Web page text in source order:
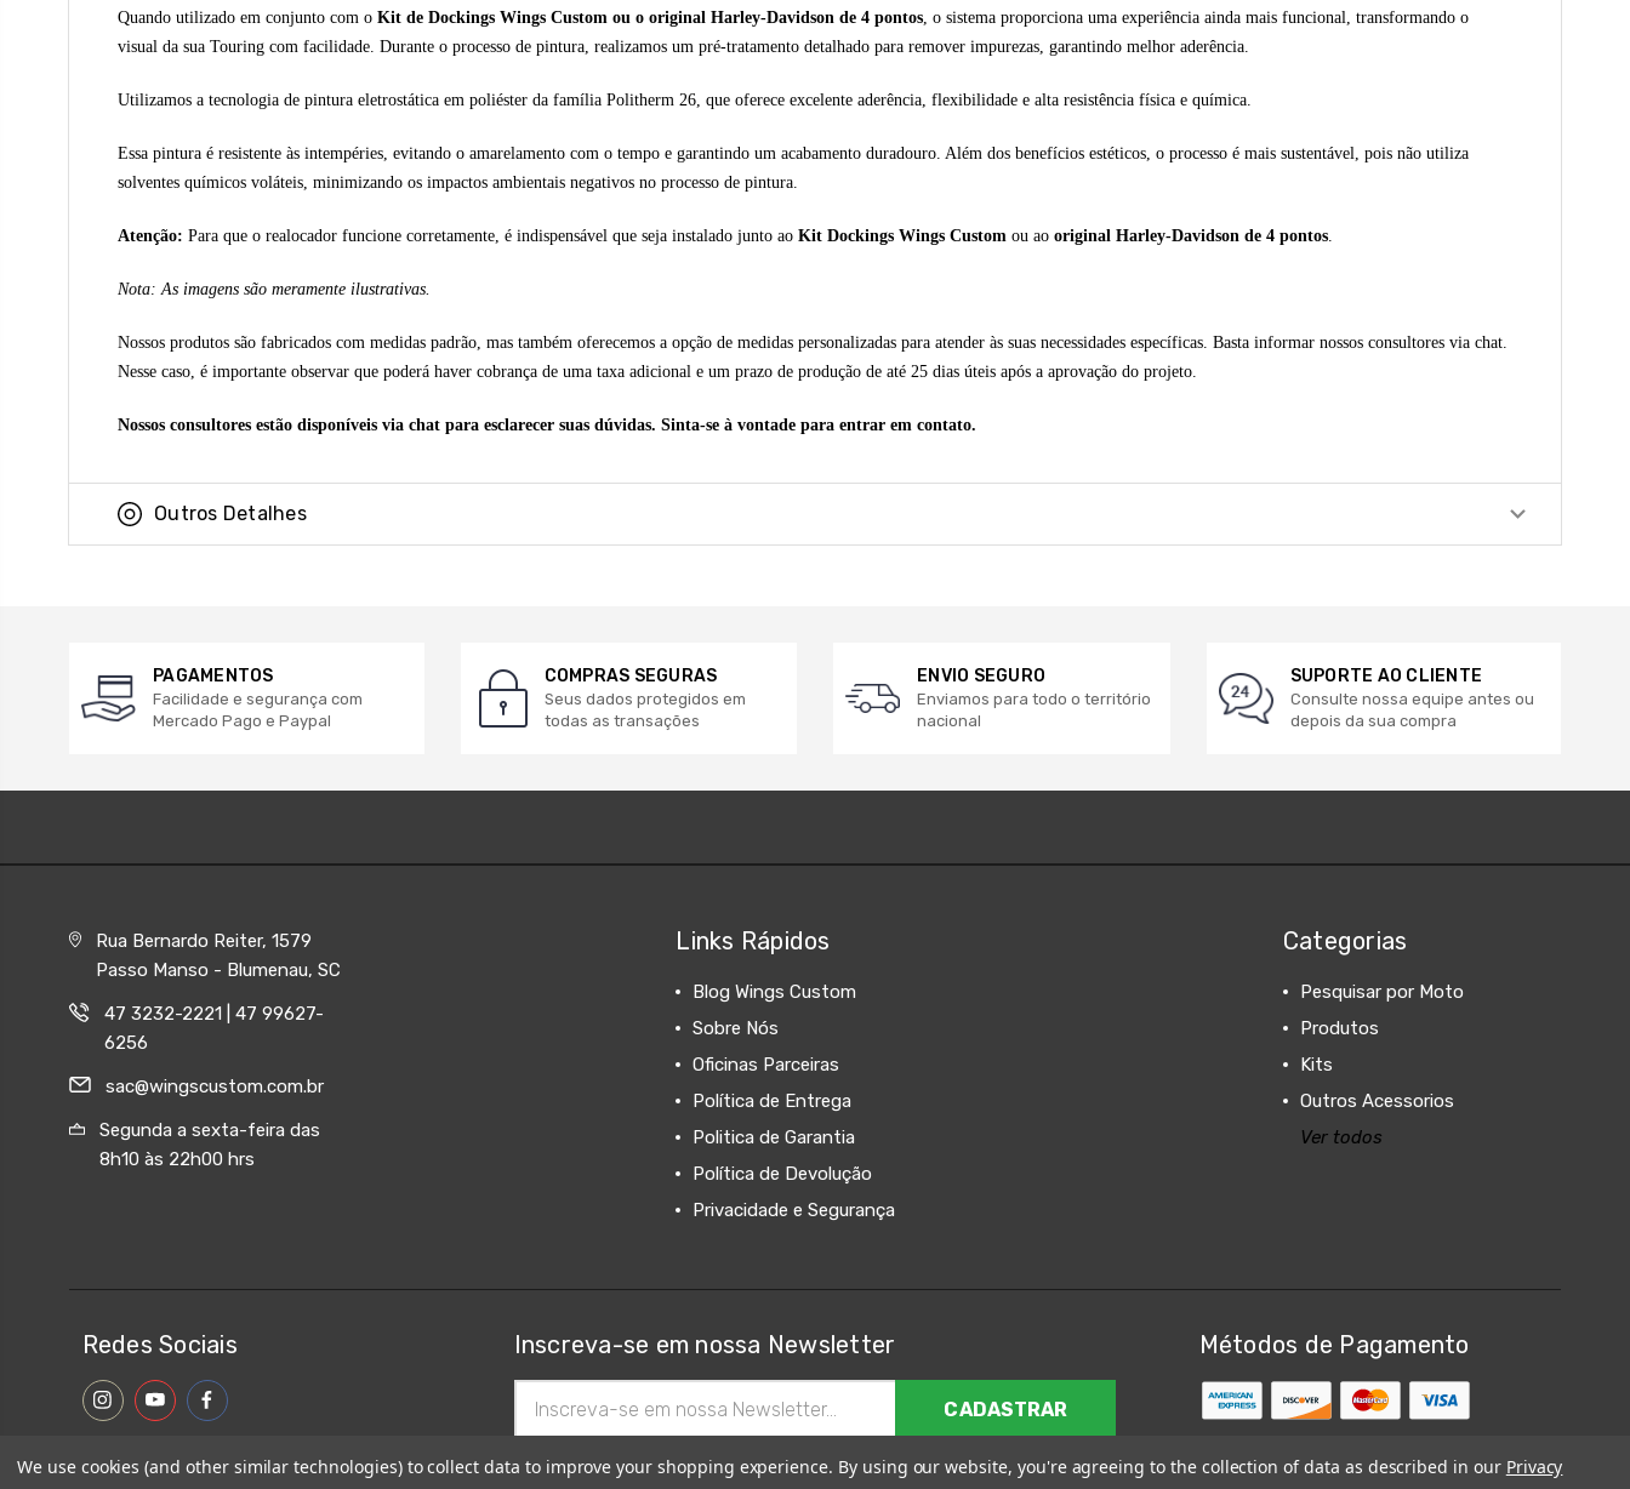
Quando utilizado em conjunto com o Kit de Dockings Wings Custom ou o original Harley-Davidson de 4 pontos , o sistema proporciona uma experiência ainda mais funcional, transformando o
visual da sua Touring com facilidade. Durante o processo de pintura, realizamos um pré-tratamento detalhado para remover impurezas, garantindo melhor aderência.
Utilizamos a tecnologia de pintura eletrostática em poliéster da família Politherm 26, que oferece excelente aderência, flexibilidade e alta resistência física e química.
Essa pintura é resistente às intempéries, evitando o amarelamento com o tempo e garantindo um acabamento duradouro. Além dos benefícios estéticos, o processo é mais sustentável, pois não utiliza
solventes químicos voláteis, minimizando os impactos ambientais negativos no processo de pintura.
Atenção: Para que o realocador funcione corretamente, é indispensável que seja instalado junto ao Kit Dockings Wings Custom ou ao original Harley-Davidson de 4 pontos
Nota: As imagens são meramente ilustrativas.
Nossos produtos são fabricados com medidas padrão, mas também oferecemos a opção de medidas personalizadas para atender às suas necessidades específicas. Basta informar nossos consultores via chat.
Nesse caso, é importante observar que poderá haver cobrança de uma taxa adicional e um prazo de produção de até 25 dias úteis após a aprovação do projeto.
Nossos consultores estão disponíveis via chat para esclarecer suas dúvidas. Sinta-se à vontade para entrar em contato.
Outros Detalhes
PAGAMENTOS
Facilidade e segurança com
Mercado Pago e Paypal
COMPRAS SEGURAS
Seus dados protegidos em
todas as transações
ENVIO SEGURO
Enviamos para todo o território
nacional
SUPORTE AO CLIENTE
Consulte nossa equipe antes ou
depois da sua compra
Rua Bernardo Reiter, 1579
Passo Manso - Blumenau, SC
47 3232-2221 | 47 99627-
6256
sac@wingscustom.com.br
Segunda a sexta-feira das
8h10 às 22h00 hrs
Links Rápidos
Blog Wings Custom
Sobre Nós
Oficinas Parceiras
Política de Entrega
Politica de Garantia
Política de Devolução
Privacidade e Segurança
Categorias
Pesquisar por Moto
Produtos
Kits
Outros Acessorios
Ver todos
Redes Sociais Inscreva-se em nossa Newsletter Métodos de Pagamento
We use cookies (and other similar technologies) to collect data to improve your shopping experience. By using our website, you're agreeing to the collection of data as described in our Privacy